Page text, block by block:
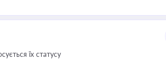
їх статусу